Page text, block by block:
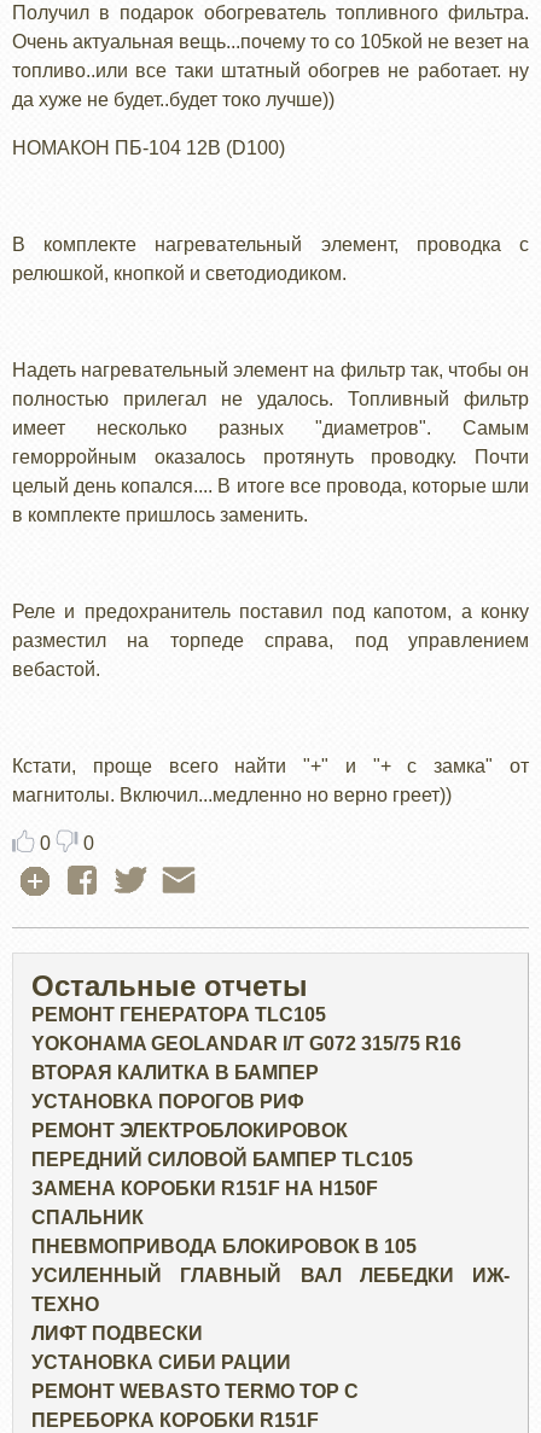
Получил в подарок обогреватель топливного фильтра.
Очень актуальная вещь...почему то со 105кой не везет на
топливо..или все таки штатный обогрев не работает. ну
да хуже не будет..будет токо лучше))
НОМАКОН ПБ-104 12В (D100)
В комплекте нагревательный элемент, проводка с
релюшкой, кнопкой и светодиодиком.
Надеть нагревательный элемент на фильтр так, чтобы он
полностью прилегал не удалось. Топливный фильтр
имеет несколько разных "диаметров". Самым
геморройным оказалось протянуть проводку. Почти
целый день копался.... В итоге все провода, которые шли
в комплекте пришлось заменить.
Реле и предохранитель поставил под капотом, а конку
разместил на торпеде справа, под управлением
вебастой.
Кстати, проще всего найти "+" и "+ с замка" от
магнитолы. Включил...медленно но верно греет))
0 0
Остальные отчеты
РЕМОНТ ГЕНЕРАТОРА TLC105
YOKOHAMA GEOLANDAR I/T G072 315/75 R16
ВТОРАЯ КАЛИТКА В БАМПЕР
УСТАНОВКА ПОРОГОВ РИФ
РЕМОНТ ЭЛЕКТРОБЛОКИРОВОК
ПЕРЕДНИЙ СИЛОВОЙ БАМПЕР TLC105
ЗАМЕНА КОРОБКИ R151F НА H150F
СПАЛЬНИК
ПНЕВМОПРИВОДА БЛОКИРОВОК В 105
УСИЛЕННЫЙ ГЛАВНЫЙ ВАЛ ЛЕБЕДКИ ИЖ-
ТЕХНО
ЛИФТ ПОДВЕСКИ
УСТАНОВКА СИБИ РАЦИИ
РЕМОНТ WEBASTO TERMO TOP C
ПЕРЕБОРКА КОРОБКИ R151F